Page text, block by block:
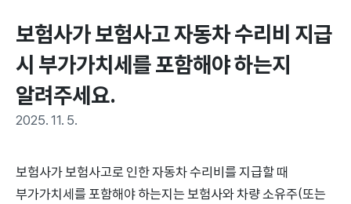
보험사가 보험사고 자동차 수리비 지급
시 부가가치세를 포함해야 하는지
알려주세요.
2025. 11. 5.
보험사가 보험사고로 인한 자동차 수리비를 지급할 때
부가가치세를 포함해야 하는지는 보험사와 차량 소유주(또는